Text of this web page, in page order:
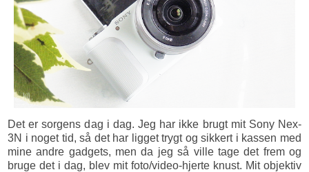
Det er sorgens dag i dag. Jeg har ikke brugt mit Sony Nex-
3N i noget tid, så det har ligget trygt og sikkert i kassen med
mine andre gadgets, men da jeg så ville tage det frem og
bruge det i dag, blev mit foto/video-hjerte knust. Mit objektiv